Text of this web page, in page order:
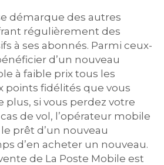
démarque des autres
régulièrement des
à ses abonnés. Parmi ceux-
d’un nouveau
à faible prix tous les
points fidélités que vous
plus, si vous perdez votre
de vol, l’opérateur mobile
prêt d’un nouveau
d’en acheter un nouveau.
de La Poste Mobile est